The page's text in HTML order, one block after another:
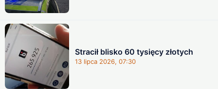
13 lipca 2026, 07:30
Stracił blisko 60 tysięcy złotych